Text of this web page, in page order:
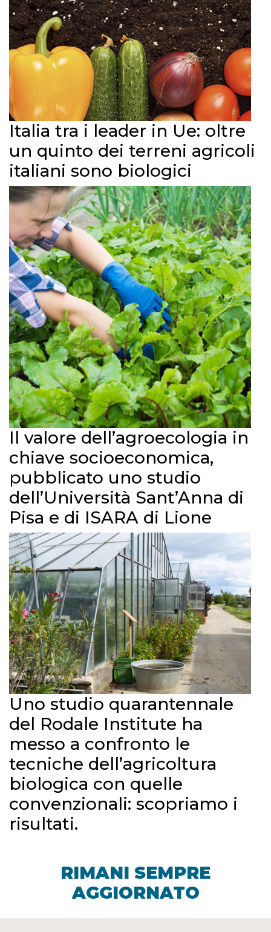
Italia tra i leader in Ue: oltre
un quinto dei terreni agricoli
italiani sono biologici
Il valore dell’agroecologia in
chiave socioeconomica,
pubblicato uno studio
dell’Università Sant’Anna di
Pisa e di ISARA di Lione
Uno studio quarantennale
del Rodale Institute ha
messo a confronto le
tecniche dell’agricoltura
biologica con quelle
convenzionali: scopriamo i
risultati.
RIMANI SEMPRE
AGGIORNATO